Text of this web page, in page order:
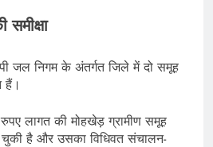
जल निगम के अंतर्गत जिले में दो समूह
हैं।
लागत की मोहखेड़ ग्रामीण समूह
चुकी है और उसका विधिवत संचालन-